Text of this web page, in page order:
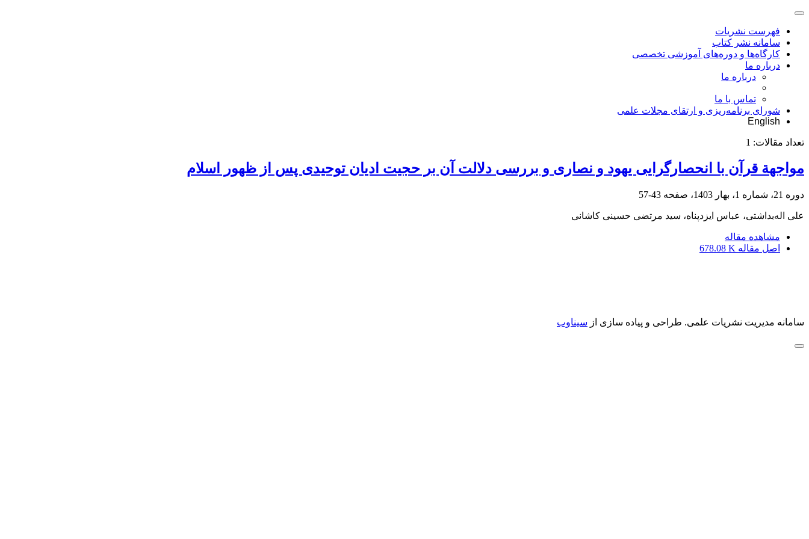
فهرست نشریات
سامانه نشر کتاب
کارگاه‌ها و دوره‌های آموزشی تخصصی
درباره ما
درباره ما
تماس با ما
شورای برنامه‌ریزی و ارتقای مجلات علمی
English
تعداد مقالات: 1
مواجهة قرآن با انحصارگرایی یهود و نصاری و بررسی دلالت آن بر حجیت ادیان توحیدی پس از ظهور اسلام
دوره 21، شماره 1، بهار 1403، صفحه 43-57
علی اله‌بداشتی، عباس ایزدپناه، سید مرتضی حسینی کاشانی
مشاهده مقاله
اصل مقاله 678.08 K
سامانه مدیریت نشریات علمی. طراحی و پیاده سازی از سیناوب